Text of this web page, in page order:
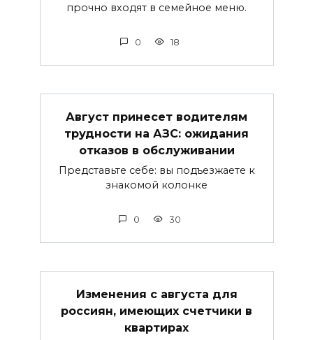
прочно входят в семейное меню.
0 18
Август принесет водителям
трудности на АЗС: ожидания
отказов в обслуживании
Представьте себе: вы подъезжаете к
знакомой колонке
0 30
Изменения с августа для
россиян, имеющих счетчики в
квартирах